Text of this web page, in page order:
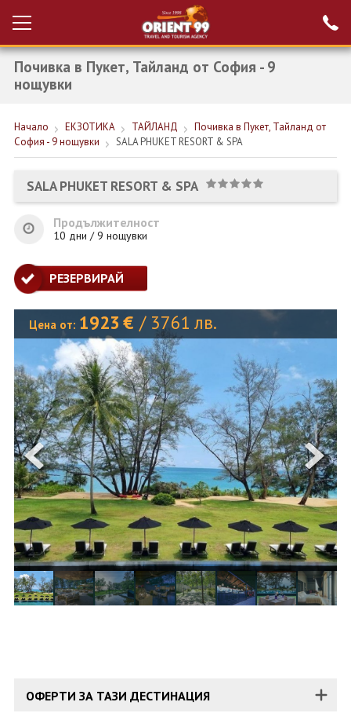
Вход за агенти
Проверка на
резервация
НОВА ГОДИНА ТУРЦИЯ
КРУИЗИ
ЕКЗОТИКА
ЕКСКУРЗИИ
ЗА НАС
КОНТАКТИ
ФИРМЕНИ ДОКУМЕНТИ
0700 144 34 Запитване
ПОСЛЕДВАЙТЕ НИ
Почивка в Пукет, Тайланд от София - 9
нощувки
Начало ЕКЗОТИКА ТАЙЛАНД
Почивка в Пукет, Тайланд от
София - 9 нощувки
SALA PHUKET RESORT & SPA
SALA PHUKET RESORT & SPA
Продължителност
10 дни / 9 нощувки
РЕЗЕРВИРАЙ
Цена от: 1923 € / 3761 лв.
ОФЕРТИ ЗА ТАЗИ ДЕСТИНАЦИЯ